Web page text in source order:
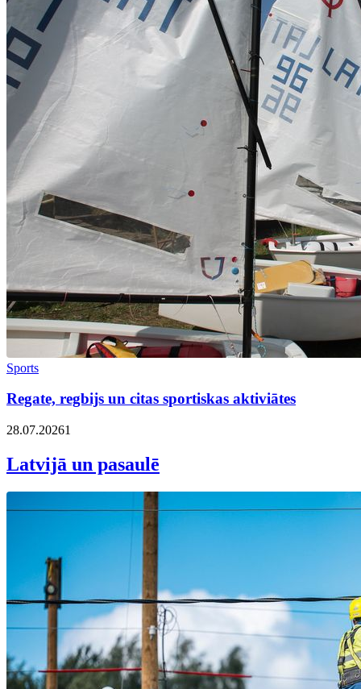
Sports
Regate, regbijs un citas sportiskas aktiviātes
28.07.20261
Latvijā un pasaulē